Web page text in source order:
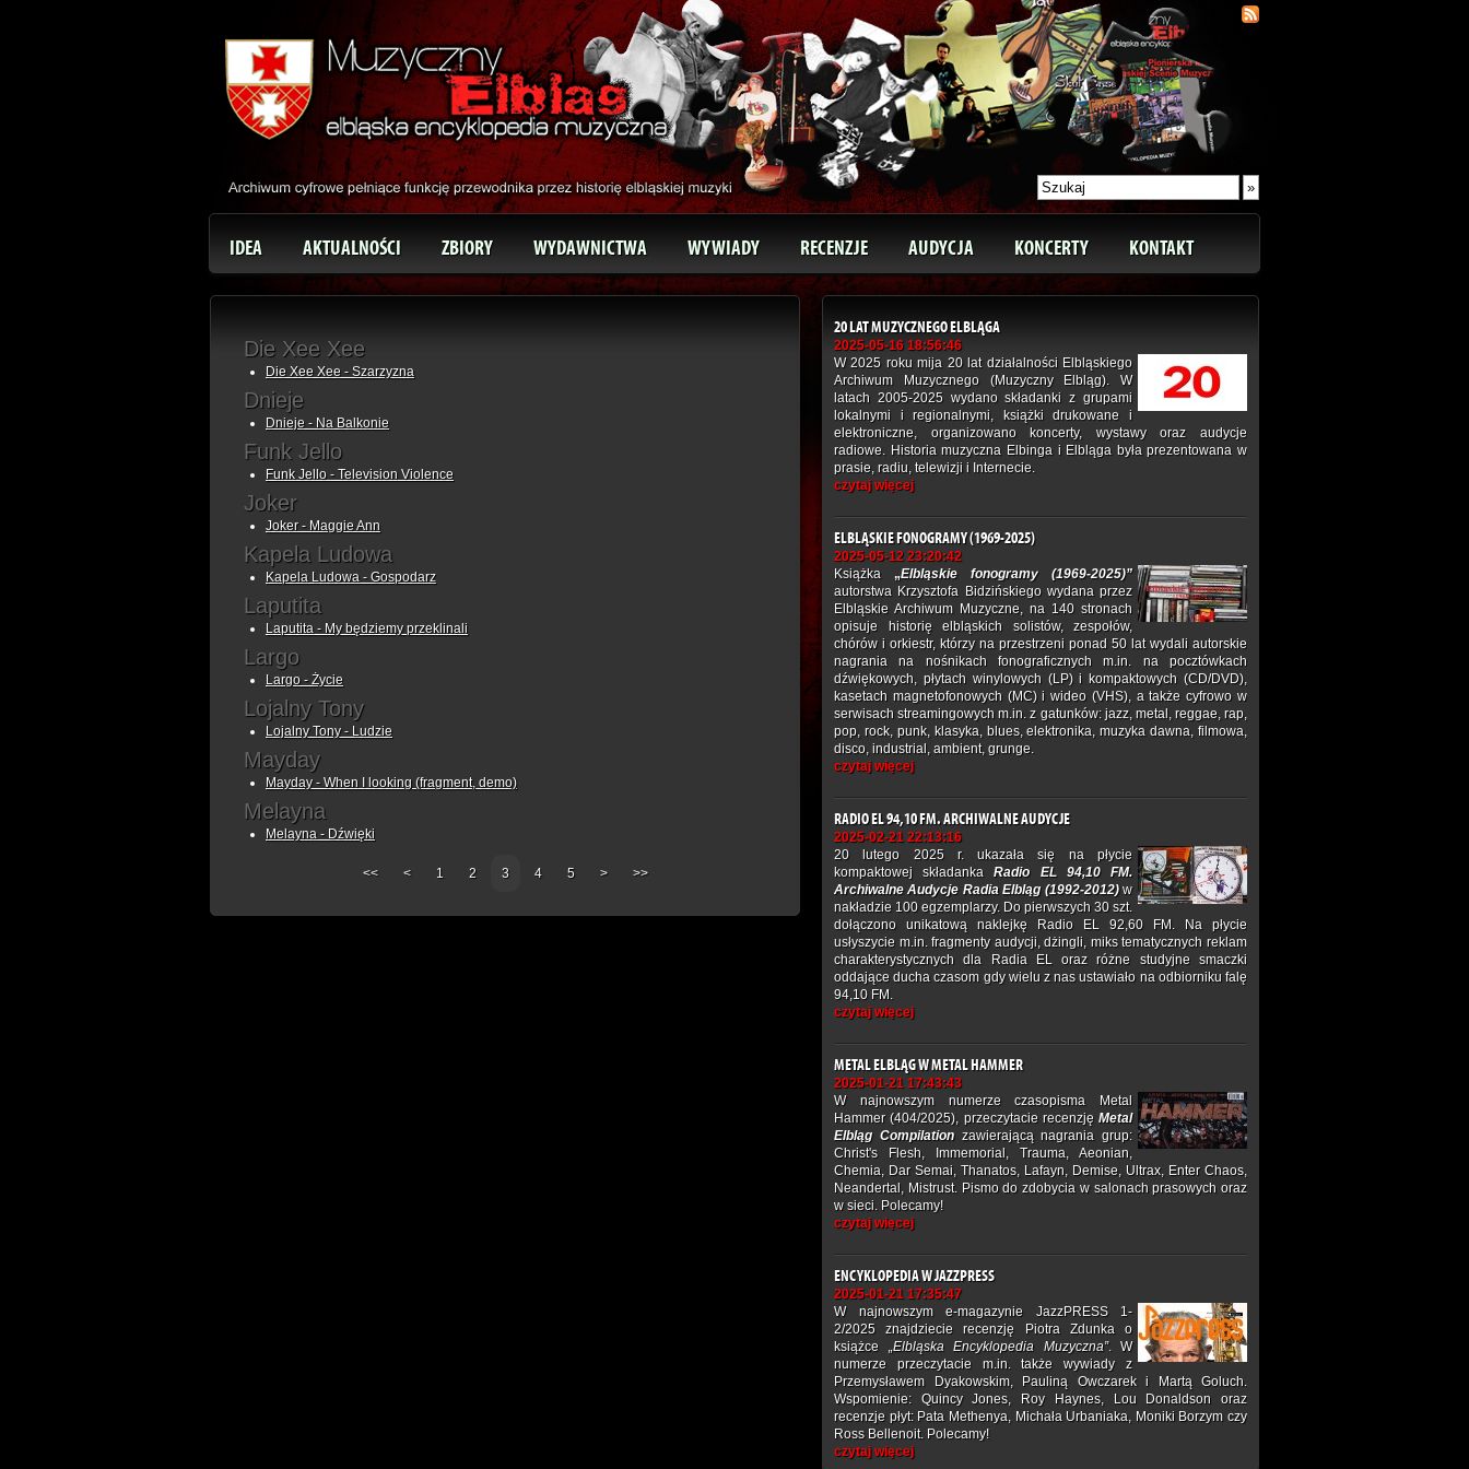
IDEA AKTUALNOŚCI ZBIORY WYDAWNICTWA WYWIADY RECENZJE AUDYCJA KONCERTY KONTAKT
Die Xee Xee
Die Xee Xee - Szarzyzna
Dnieje
Dnieje - Na Balkonie
Funk Jello
Funk Jello - Television Violence
Joker
Joker - Maggie Ann
Kapela Ludowa
Kapela Ludowa - Gospodarz
Laputita
Laputita - My będziemy przeklinali
Largo
Largo - Życie
Lojalny Tony
Lojalny Tony - Ludzie
Mayday
Mayday - When I looking (fragment, demo)
Melayna
Melayna - Dźwięki
<< < 1 2 3 4 5 > >>
20 LAT MUZYCZNEGO ELBLĄGA
2025-05-16 18:56:46
W 2025 roku mija 20 lat działalności Elbląskiego
Archiwum Muzycznego (Muzyczny Elbląg). W
latach 2005-2025 wydano składanki z grupami
lokalnymi i regionalnymi, książki drukowane i
elektroniczne, organizowano koncerty, wystawy oraz audycje
radiowe. Historia muzyczna Elbinga i Elbląga była prezentowana w
prasie, radiu, telewizji i Internecie.
czytaj więcej
ELBLĄSKIE FONOGRAMY (1969-2025)
2025-05-12 23:20:42
Książka „Elbląskie fonogramy (1969-2025)”
autorstwa Krzysztofa Bidzińskiego wydana przez
Elbląskie Archiwum Muzyczne, na 140 stronach
opisuje historię elbląskich solistów, zespołów,
chórów i orkiestr, którzy na przestrzeni ponad 50 lat wydali autorskie
nagrania na nośnikach fonograficznych m.in. na pocztówkach
dźwiękowych, płytach winylowych (LP) i kompaktowych (CD/DVD),
kasetach magnetofonowych (MC) i wideo (VHS), a także cyfrowo w
serwisach streamingowych m.in. z gatunków: jazz, metal, reggae, rap,
pop, rock, punk, klasyka, blues, elektronika, muzyka dawna, filmowa,
disco, industrial, ambient, grunge.
czytaj więcej
RADIO EL 94,10 FM. ARCHIWALNE AUDYCJE
2025-02-21 22:13:16
20 lutego 2025 r. ukazała się na płycie
kompaktowej składankaRadio EL 94,10 FM.
Archiwalne Audycje Radia Elbląg (1992-2012)w
nakładzie 100 egzemplarzy. Do pierwszych 30 szt.
dołączono unikatową naklejkę Radio EL 92,60 FM. Na płycie
usłyszycie m.in. fragmenty audycji, dżingli, miks tematycznych reklam
charakterystycznych dla Radia EL oraz różne studyjne smaczki
oddające ducha czasom gdy wielu z nas ustawiało na odbiorniku falę
94,10 FM.
czytaj więcej
METAL ELBLĄG W METAL HAMMER
2025-01-21 17:43:43
W najnowszym numerze czasopisma Metal
Hammer (404/2025), przeczytacie recenzję Metal
Elbląg Compilationzawierającą nagrania grup:
Christ's Flesh, Immemorial, Trauma, Aeonian,
Chemia, Dar Semai, Thanatos, Lafayn, Demise, Ultrax, Enter Chaos,
Neandertal, Mistrust. Pismo do zdobycia w salonach prasowych oraz
w sieci. Polecamy!
czytaj więcej
ENCYKLOPEDIA W JAZZPRESS
2025-01-21 17:35:47
W najnowszym e-magazynie JazzPRESS 1-
2/2025 znajdziecie recenzję Piotra Zdunka o
książce „Elbląska Encyklopedia Muzyczna”. W
numerze przeczytacie m.in. także wywiady z
Przemysławem Dyakowskim, Pauliną Owczarek i Martą Goluch.
Wspomienie: Quincy Jones, Roy Haynes, Lou Donaldson oraz
recenzje płyt: Pata Methenya, Michała Urbaniaka, Moniki Borzym czy
Ross Bellenoit. Polecamy!
czytaj więcej